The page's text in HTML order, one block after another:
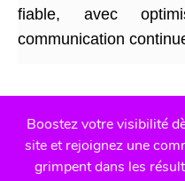
fiable, avec
communication
Boostez votre visibilité
site et rejoignez une
grimpent dans les